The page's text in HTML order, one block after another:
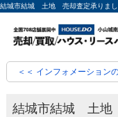
＜＜ インフォメーション
結城市結城 土地